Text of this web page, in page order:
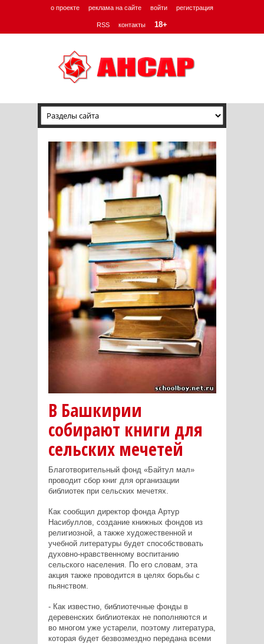
о проекте реклама на сайте войти регистрация
RSS контакты 18+
В Башкирии
собирают книги для
сельских мечетей
Благотворительный фонд «Байтул мал»
проводит сбор книг для организации
библиотек при сельских мечетях.
Как сообщил директор фонда Артур
Насибуллов, создание книжных фондов из
религиозной, а также художественной и
учебной литературы будет способствовать
духовно-нравственному воспитанию
сельского населения. По его словам, эта
акция также проводится в целях борьбы с
пьянством.
- Как известно, библиотечные фонды в
деревенских библиотеках не пополняются и
во многом уже устарели, поэтому литература,
которая будет безвозмездно передана всеми